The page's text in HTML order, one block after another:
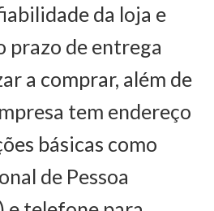
da loja e
prazo de entrega
a comprar, além de
tem endereço
básicas como
de Pessoa